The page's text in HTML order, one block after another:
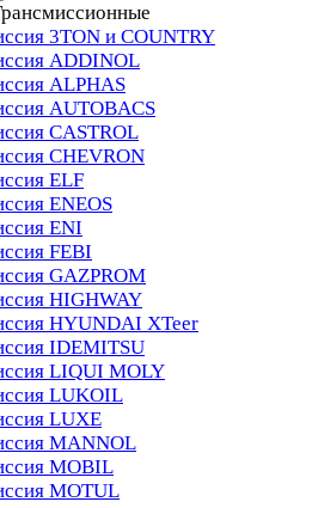
3TON и COUNTRY
ADDINOL
ALPHAS
AUTOBACS
CASTROL
CHEVRON
ELF
ENEOS
ENI
FEBI
GAZPROM
HIGHWAY
HYUNDAI XTeer
IDEMITSU
LIQUI MOLY
LUKOIL
LUXE
MANNOL
MOBIL
MOTUL